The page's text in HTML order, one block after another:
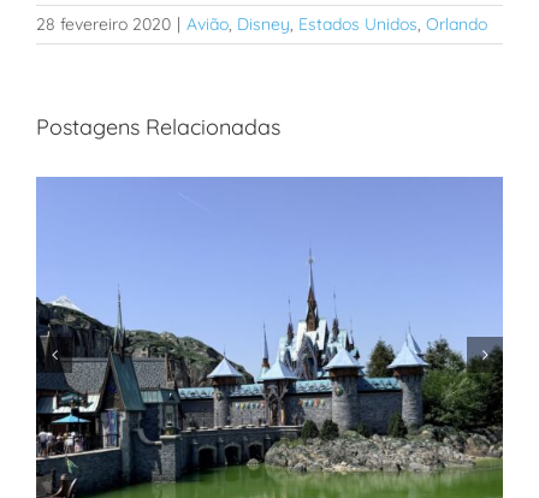
28 fevereiro 2020 | Avião, Disney, Estados Unidos, Orlando
Postagens Relacionadas